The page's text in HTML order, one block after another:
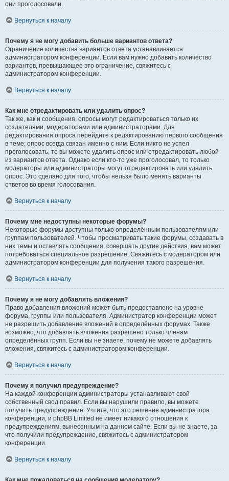
они проголосовали.
Вернуться к началу
Почему я не могу добавить больше вариантов ответа?
Ограничение количества вариантов ответа устанавливается
администратором конференции. Если вам нужно добавить количество
вариантов, превышающее это ограничение, свяжитесь с
администратором конференции.
Вернуться к началу
Как мне отредактировать или удалить опрос?
Так же, как и сообщения, опросы могут редактироваться только их
создателями, модераторами или администраторами. Для
редактирования опроса перейдите к редактированию первого сообщения
в теме; опрос всегда связан именно с ним. Если никто не успел
проголосовать, то вы можете удалить опрос или отредактировать любой
из вариантов ответа. Однако если кто-то уже проголосовал, то только
модераторы или администраторы могут отредактировать или удалить
опрос. Это сделано для того, чтобы нельзя было менять варианты
ответов во время голосования.
Вернуться к началу
Почему мне недоступны некоторые форумы?
Некоторые форумы доступны только определённым пользователям или
группам пользователей. Чтобы просматривать такие форумы, создавать в
них темы и оставлять сообщения, совершать другие действия, вам может
потребоваться специальное разрешение. Свяжитесь с модератором или
администратором конференции для получения такого разрешения.
Вернуться к началу
Почему я не могу добавлять вложения?
Право добавления вложений может быть предоставлено на уровне
форума, группы или пользователя. Администратор конференции может
не разрешить добавление вложений в определённых форумах. Также
возможно, что добавлять вложения разрешено только членам
определённых групп. Если вы не знаете, почему не можете добавлять
вложения, свяжитесь с администратором конференции.
Вернуться к началу
Почему я получил предупреждение?
На каждой конференции администраторы устанавливают свой
собственный свод правил. Если вы нарушили правило, вы можете
получить предупреждение. Учтите, что это решение администратора
конференции, и phpBB Limited не имеет никакого отношения к
предупреждениям, вынесенным на данном сайте. Если вы не знаете, за
что получили предупреждение, свяжитесь с администратором
конференции.
Вернуться к началу